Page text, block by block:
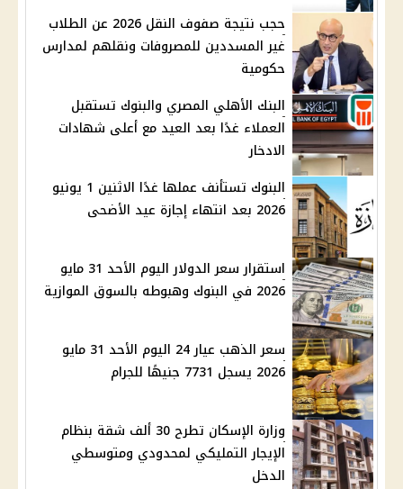
حجب نتيجة صفوف النقل 2026 عن الطلاب
غير المسددين للمصروفات ونقلهم لمدارس
حكومية
البنك الأهلي المصري والبنوك تستقبل
العملاء غدًا بعد العيد مع أعلى شهادات
الادخار
البنوك تستأنف عملها غدًا الاثنين 1 يونيو
2026 بعد انتهاء إجازة عيد الأضحى
استقرار سعر الدولار اليوم الأحد 31 مايو
2026 في البنوك وهبوطه بالسوق الموازية
سعر الذهب عيار 24 اليوم الأحد 31 مايو
2026 يسجل 7731 جنيهًا للجرام
وزارة الإسكان تطرح 30 ألف شقة بنظام
الإيجار التمليكي لمحدودي ومتوسطي
الدخل